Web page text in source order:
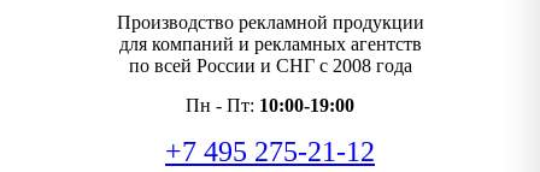
Производство рекламной продукции
для компаний и рекламных агентств
по всей России и СНГ с 2008 года
Пн - Пт: 10:00-19:00
+7 495 275-21-12